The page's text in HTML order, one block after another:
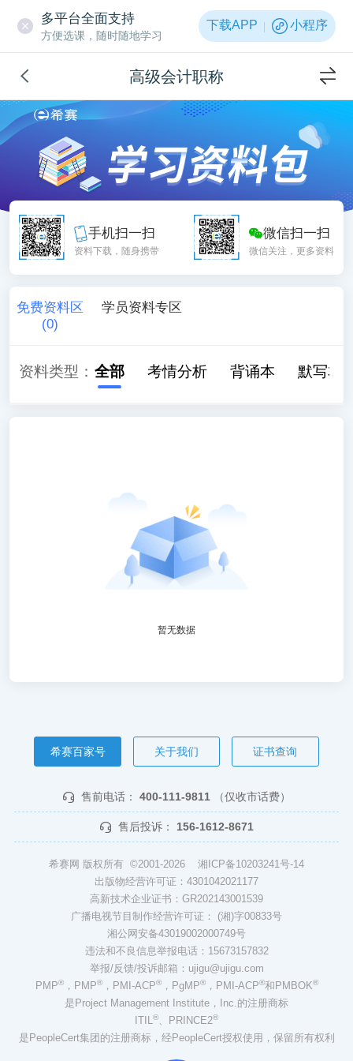
多平台全面支持
方便选课，随时随地学习
下载APP 小程序
高级会计职称
手机扫一扫
资料下载，随身携带
微信扫一扫
微信关注，更多资料
免费资料区
(0)
学员资料专区
资料类型： 全部 考情分析 背诵本 默写本
暂无数据
希赛百家号 关于我们 证书查询
售前电话： 400-111-9811 （仅收市话费）
售后投诉： 156-1612-8671
希赛网 版权所有 ©2001-2026 湘ICP备10203241号-14
出版物经营许可证：4301042021177
高新技术企业证书：GR202143001539
广播电视节目制作经营许可证： (湘)字00833号
湘公网安备43019002000749号
违法和不良信息举报电话：15673157832
举报/反馈/投诉邮箱：ujigu@ujigu.com
PMP®，PMP®，PMI-ACP®，PgMP®，PMI-ACP®和PMBOK®
是Project Management Institute，Inc.的注册商标
ITIL®、PRINCE2®
是PeopleCert集团的注册商标，经PeopleCert授权使用，保留所有权利